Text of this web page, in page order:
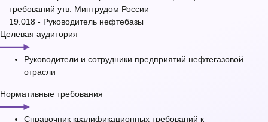
требований утв. Минтрудом России
19.018 - Руководитель нефтебазы
Целевая аудитория
Руководители и сотрудники предприятий нефтегазовой
отрасли
Нормативные требования
Справочник квалификационных требований к